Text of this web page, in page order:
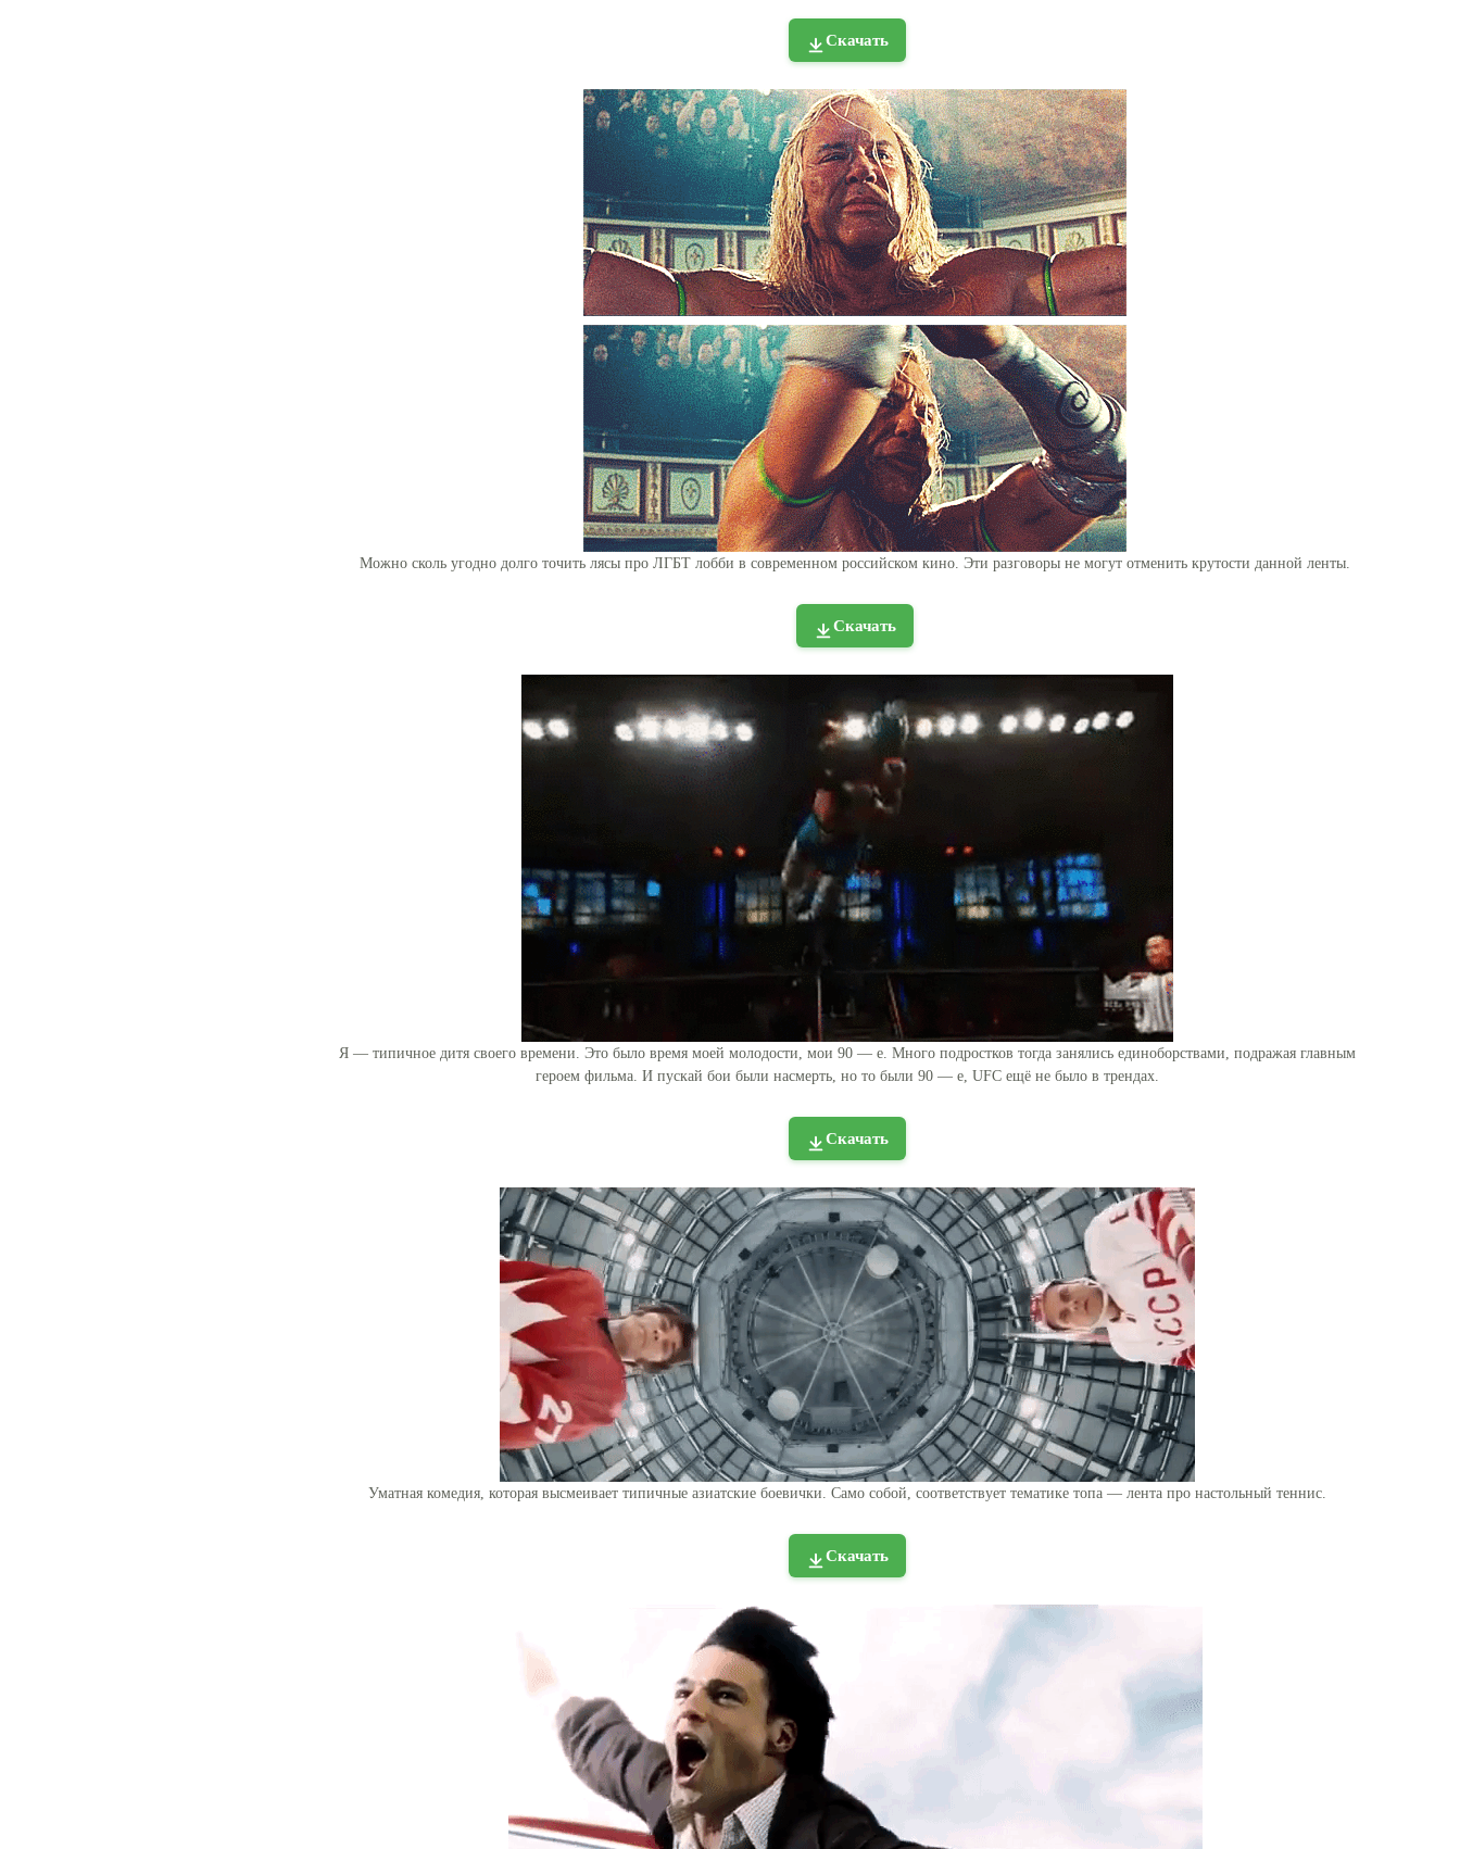
Скачать
Можно сколь угодно долго точить лясы про ЛГБТ лобби в современном российском кино. Эти разговоры не могут отменить крутости данной ленты.
Скачать
Я — типичное дитя своего времени. Это было время моей молодости, мои 90 — е. Много подростков тогда занялись единоборствами, подражая главным
героем фильма. И пускай бои были насмерть, но то были 90 — е, UFC ещё не было в трендах.
Скачать
Уматная комедия, которая высмеивает типичные азиатские боевички. Само собой, соответствует тематике топа — лента про настольный теннис.
Скачать